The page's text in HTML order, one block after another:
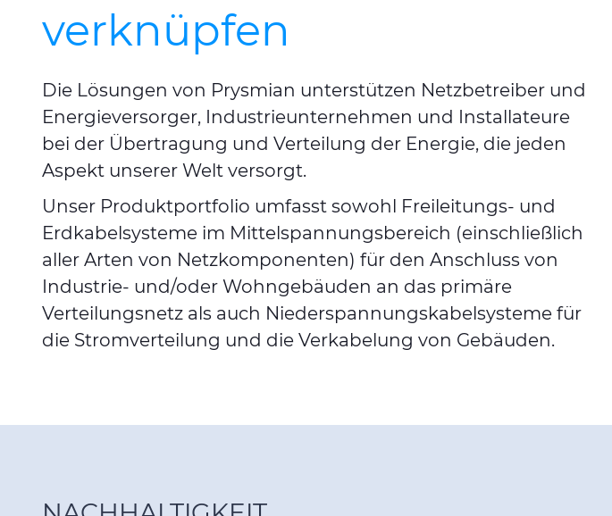
verknüpfen
Die Lösungen von Prysmian unterstützen Netzbetreiber und
Energieversorger, Industrieunternehmen und Installateure
bei der Übertragung und Verteilung der Energie, die jeden
Aspekt unserer Welt versorgt.
Unser Produktportfolio umfasst sowohl Freileitungs- und
Erdkabelsysteme im Mittelspannungsbereich (einschließlich
aller Arten von Netzkomponenten) für den Anschluss von
Industrie- und/oder Wohngebäuden an das primäre
Verteilungsnetz als auch Niederspannungskabelsysteme für
die Stromverteilung und die Verkabelung von Gebäuden.